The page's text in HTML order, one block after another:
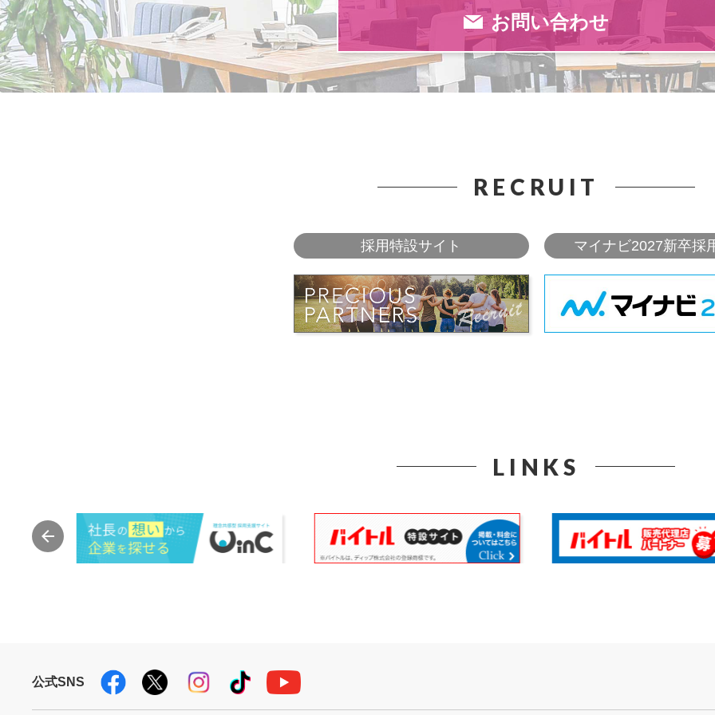
お問い合わせ
お問い合わせ
RECRUIT
採用特設サイト マイナビ2027新卒採
LINKS
公式SNS